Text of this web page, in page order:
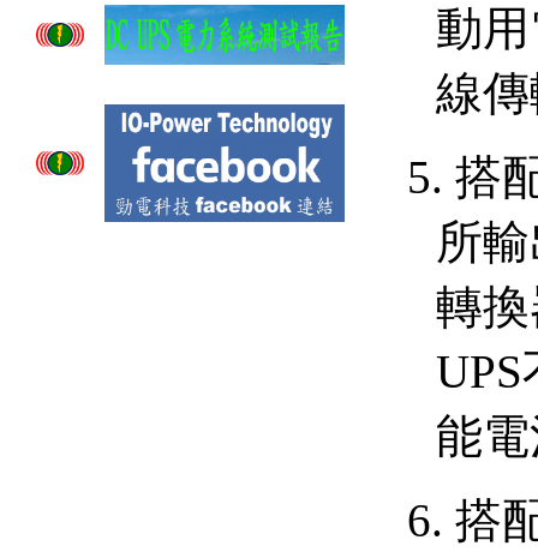
動
線
5. 搭
所
轉
UPS
能
6. 搭